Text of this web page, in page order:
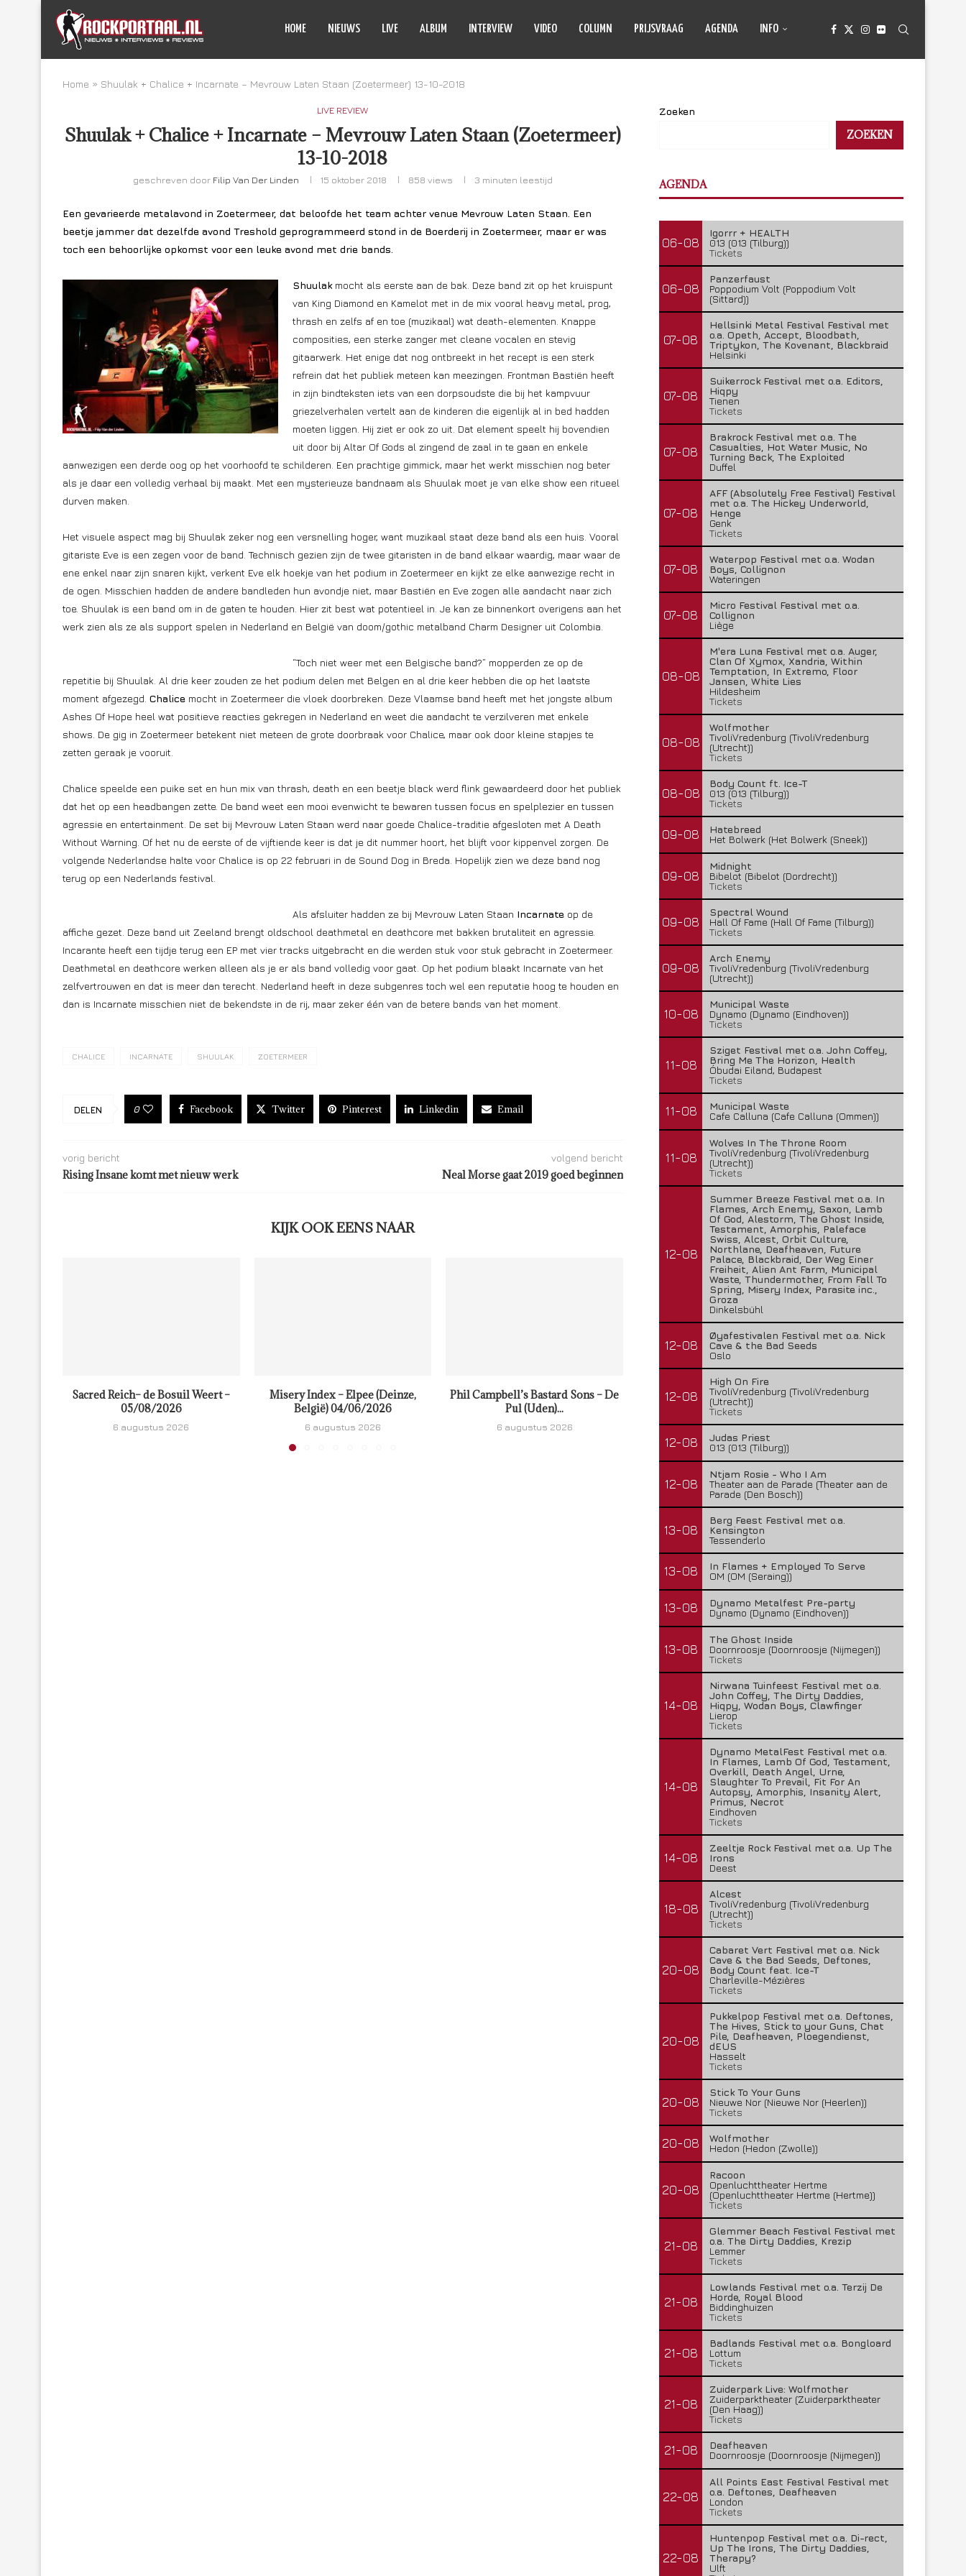
HOME NIEUWS LIVE ALBUM INTERVIEW VIDEO COLUMN PRIJSVRAAG AGENDA INFO
Home » Shuulak + Chalice + Incarnate – Mevrouw Laten Staan (Zoetermeer) 13-10-2018
LIVE REVIEW
Shuulak + Chalice + Incarnate – Mevrouw Laten Staan (Zoetermeer)
13-10-2018
geschreven door Filip Van Der Linden 15 oktober 2018 858 views 3 minuten leestijd
Een gevarieerde metalavond in Zoetermeer, dat beloofde het team achter venue Mevrouw Laten Staan. Een
beetje jammer dat dezelfde avond Treshold geprogrammeerd stond in de Boerderij in Zoetermeer, maar er was
toch een behoorlijke opkomst voor een leuke avond met drie bands.
Shuulakmocht als eerste aan de bak. Deze band zit op het kruispunt
van King Diamond en Kamelot met in de mix vooral heavy metal, prog,
thrash en zelfs af en toe (muzikaal) wat death-elementen. Knappe
composities, een sterke zanger met cleane vocalen en stevig
gitaarwerk. Het enige dat nog ontbreekt in het recept is een sterk
refrein dat het publiek meteen kan meezingen. Frontman Bastiën heeft
in zijn bindteksten iets van een dorpsoudste die bij het kampvuur
griezelverhalen vertelt aan de kinderen die eigenlijk al in bed hadden
moeten liggen. Hij ziet er ook zo uit. Dat element speelt hij bovendien
uit door bij Altar Of Gods al zingend de zaal in te gaan en enkele
aanwezigen een derde oog op het voorhoofd te schilderen. Een prachtige gimmick, maar het werkt misschien nog beter
als je daar een volledig verhaal bij maakt. Met een mysterieuze bandnaam als Shuulak moet je van elke show een ritueel
durven maken.
Het visuele aspect mag bij Shuulak zeker nog een versnelling hoger, want muzikaal staat deze band als een huis. Vooral
gitariste Eve is een zegen voor de band. Technisch gezien zijn de twee gitaristen in de band elkaar waardig, maar waar de
ene enkel naar zijn snaren kijkt, verkent Eve elk hoekje van het podium in Zoetermeer en kijkt ze elke aanwezige recht in
de ogen. Misschien hadden de andere bandleden hun avondje niet, maar Bastiën en Eve zogen alle aandacht naar zich
toe. Shuulak is een band om in de gaten te houden. Hier zit best wat potentieel in. Je kan ze binnenkort overigens aan het
werk zien als ze als support spelen in Nederland en België van doom/gothic metalband Charm Designer uit Colombia.
“Toch niet weer met een Belgische band?” mopperden ze op de
repetitie bij Shuulak. Al drie keer zouden ze het podium delen met Belgen en al drie keer hebben die op het laatste
moment afgezegd. Chalice mocht in Zoetermeer die vloek doorbreken. Deze Vlaamse band heeft met het jongste album
Ashes Of Hope heel wat positieve reacties gekregen in Nederland en weet die aandacht te verzilveren met enkele
shows. De gig in Zoetermeer betekent niet meteen de grote doorbraak voor Chalice, maar ook door kleine stapjes te
zetten geraak je vooruit.
Chalice speelde een puike set en hun mix van thrash, death en een beetje black werd flink gewaardeerd door het publiek
dat het op een headbangen zette. De band weet een mooi evenwicht te bewaren tussen focus en spelplezier en tussen
agressie en entertainment. De set bij Mevrouw Laten Staan werd naar goede Chalice-traditie afgesloten met A Death
Without Warning. Of het nu de eerste of de vijftiende keer is dat je dit nummer hoort, het blijft voor kippenvel zorgen. De
volgende Nederlandse halte voor Chalice is op 22 februari in de Sound Dog in Breda. Hopelijk zien we deze band nog
terug op een Nederlands festival.
Als afsluiter hadden ze bij Mevrouw Laten Staan Incarnate op de
affiche gezet. Deze band uit Zeeland brengt oldschool deathmetal en deathcore met bakken brutaliteit en agressie.
Incarante heeft een tijdje terug een EP met vier tracks uitgebracht en die werden stuk voor stuk gebracht in Zoetermeer.
Deathmetal en deathcore werken alleen als je er als band volledig voor gaat. Op het podium blaakt Incarnate van het
zelfvertrouwen en dat is meer dan terecht. Nederland heeft in deze subgenres toch wel een reputatie hoog te houden en
dan is Incarnate misschien niet de bekendste in de rij, maar zeker één van de betere bands van het moment.
CHALICE INCARNATE SHUULAK ZOETERMEER
DELEN 0 Facebook Twitter Pinterest Linkedin Email
vorig bericht
Rising Insane komt met nieuw werk
volgend bericht
Neal Morse gaat 2019 goed beginnen
KIJK OOK EENS NAAR
Sacred Reich– de Bosuil Weert –
05/08/2026
6 augustus 2026
Misery Index – Elpee (Deinze,
België) 04/06/2026
6 augustus 2026
Phil Campbell’s Bastard Sons – De
Pul (Uden)...
6 augustus 2026
Life Of Agony + Second Function –
Underworld...
4 augustus 2026
Nick Cave & The Bad
3 augustus 2026
Zoeken
ZOEKEN
AGENDA
06-08
Igorrr + HEALTH
013 (013 (Tilburg))
Tickets
06-08
Panzerfaust
Poppodium Volt (Poppodium Volt
(Sittard))
07-08
Hellsinki Metal Festival Festival met
o.a. Opeth, Accept, Bloodbath,
Triptykon, The Kovenant, Blackbraid
Helsinki
07-08
Suikerrock Festival met o.a. Editors,
Hiqpy
Tienen
Tickets
07-08
Brakrock Festival met o.a. The
Casualties, Hot Water Music, No
Turning Back, The Exploited
Duffel
07-08
AFF (Absolutely Free Festival) Festival
met o.a. The Hickey Underworld,
Henge
Genk
Tickets
07-08
Waterpop Festival met o.a. Wodan
Boys, Collignon
Wateringen
07-08
Micro Festival Festival met o.a.
Collignon
Liège
08-08
M'era Luna Festival met o.a. Auger,
Clan Of Xymox, Xandria, Within
Temptation, In Extremo, Floor
Jansen, White Lies
Hildesheim
Tickets
08-08
Wolfmother
TivoliVredenburg (TivoliVredenburg
(Utrecht))
Tickets
08-08
Body Count ft. Ice-T
013 (013 (Tilburg))
Tickets
09-08
Hatebreed
Het Bolwerk (Het Bolwerk (Sneek))
09-08
Midnight
Bibelot (Bibelot (Dordrecht))
Tickets
09-08
Spectral Wound
Hall Of Fame (Hall Of Fame (Tilburg))
Tickets
09-08
Arch Enemy
TivoliVredenburg (TivoliVredenburg
(Utrecht))
10-08
Municipal Waste
Dynamo (Dynamo (Eindhoven))
Tickets
11-08
Sziget Festival met o.a. John Coffey,
Bring Me The Horizon, Health
Óbudai Eiland, Budapest
Tickets
11-08
Municipal Waste
Cafe Calluna (Cafe Calluna (Ommen))
11-08
Wolves In The Throne Room
TivoliVredenburg (TivoliVredenburg
(Utrecht))
Tickets
12-08
Summer Breeze Festival met o.a. In
Flames, Arch Enemy, Saxon, Lamb
Of God, Alestorm, The Ghost Inside,
Testament, Amorphis, Paleface
Swiss, Alcest, Orbit Culture,
Northlane, Deafheaven, Future
Palace, Blackbraid, Der Weg Einer
Freiheit, Alien Ant Farm, Municipal
Waste, Thundermother, From Fall To
Spring, Misery Index, Parasite inc.,
Groza
Dinkelsbühl
12-08
Øyafestivalen Festival met o.a. Nick
Cave & the Bad Seeds
Oslo
12-08
High On Fire
TivoliVredenburg (TivoliVredenburg
(Utrecht))
Tickets
12-08
Judas Priest
013 (013 (Tilburg))
12-08
Ntjam Rosie - Who I Am
Theater aan de Parade (Theater aan de
Parade (Den Bosch))
13-08
Berg Feest Festival met o.a.
Kensington
Tessenderlo
13-08
In Flames + Employed To Serve
OM (OM (Seraing))
13-08
Dynamo Metalfest Pre-party
Dynamo (Dynamo (Eindhoven))
13-08
The Ghost Inside
Doornroosje (Doornroosje (Nijmegen))
Tickets
14-08
Nirwana Tuinfeest Festival met o.a.
John Coffey, The Dirty Daddies,
Hiqpy, Wodan Boys, Clawfinger
Lierop
Tickets
14-08
Dynamo MetalFest Festival met o.a.
In Flames, Lamb Of God, Testament,
Overkill, Death Angel, Urne,
Slaughter To Prevail, Fit For An
Autopsy, Amorphis, Insanity Alert,
Primus, Necrot
Eindhoven
Tickets
14-08
Zeeltje Rock Festival met o.a. Up The
Irons
Deest
18-08
Alcest
TivoliVredenburg (TivoliVredenburg
(Utrecht))
Tickets
20-08
Cabaret Vert Festival met o.a. Nick
Cave & the Bad Seeds, Deftones,
Body Count feat. Ice-T
Charleville-Mézières
Tickets
20-08
Pukkelpop Festival met o.a. Deftones,
The Hives, Stick to your Guns, Chat
Pile, Deafheaven, Ploegendienst,
dEUS
Hasselt
Tickets
20-08
Stick To Your Guns
Nieuwe Nor (Nieuwe Nor (Heerlen))
Tickets
20-08
Wolfmother
Hedon (Hedon (Zwolle))
20-08
Racoon
Openluchttheater Hertme
(Openluchttheater Hertme (Hertme))
Tickets
21-08
Glemmer Beach Festival Festival met
o.a. The Dirty Daddies, Krezip
Lemmer
Tickets
21-08
Lowlands Festival met o.a. Terzij De
Horde, Royal Blood
Biddinghuizen
Tickets
21-08
Badlands Festival met o.a. Bongloard
Lottum
Tickets
21-08
Zuiderpark Live: Wolfmother
Zuiderparktheater (Zuiderparktheater
(Den Haag))
Tickets
21-08
Deafheaven
Doornroosje (Doornroosje (Nijmegen))
22-08
All Points East Festival Festival met
o.a. Deftones, Deafheaven
London
Tickets
22-08
Huntenpop Festival met o.a. Di-rect,
Up The Irons, The Dirty Daddies,
Therapy?
Ulft